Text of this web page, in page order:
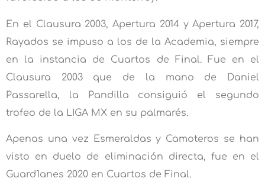
En el Clausura 2003, Apertura 2014 y Apertura 2017,
Rayados se impuso a los de la Academia, siempre
en la instancia de Cuartos de Final. Fue en el
Clausura 2003 que de la mano de Daniel
Passarella, la Pandilla consiguió el segundo
trofeo de la LIGA MX en su palmarés.
Apenas una vez Esmeraldas y Camoteros se han
visto en duelo de eliminación directa, fue en el
Guard1anes 2020 en Cuartos de Final.